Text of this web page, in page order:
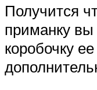
Получится
приманку
коробочку